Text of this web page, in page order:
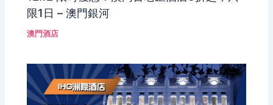
限1日 – 澳門銀河
澳門酒店